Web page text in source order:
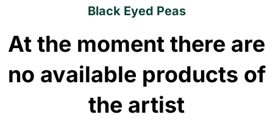
Black Eyed Peas
At the moment there are
no available products of
the artist